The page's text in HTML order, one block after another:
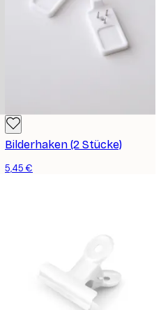
Bilderhaken (2 Stücke)
5,45 €